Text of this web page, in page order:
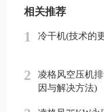
相关推荐
1 冷干机(技术的
2
凌格风空压机
因与解决方法)